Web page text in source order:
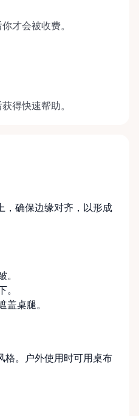
money; it’s about
for less while making a
all doing our part to
Nature.
才会被收费。
得快速帮助。
，确保边缘对齐，以形成
桌腿。
格。户外使用时可用桌布